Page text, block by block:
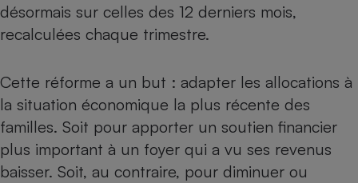
désormais sur celles des 12 derniers mois,
recalculées chaque trimestre.
Cette réforme a un but : adapter les allocations à
la situation économique la plus récente des
familles. Soit pour apporter un soutien financier
plus important à un foyer qui a vu ses revenus
baisser. Soit, au contraire, pour diminuer ou
Complément
bouteille
Banque
Petit électroménager -